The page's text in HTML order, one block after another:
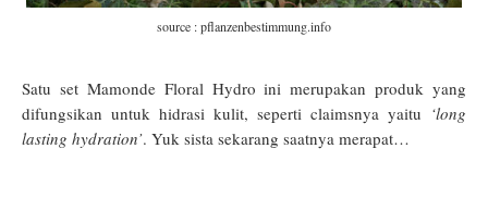
source : pflanzenbestimmung.info
Satu set Mamonde Floral Hydro ini merupakan produk yang
difungsikan untuk hidrasi kulit, seperti claimsnya yaitu ‘long
lasting hydration’. Yuk sista sekarang saatnya merapat…